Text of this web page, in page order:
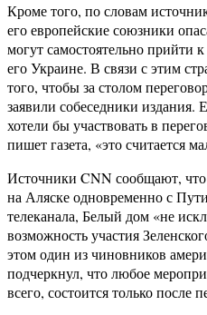
Кроме того, по словам
его европейские союзники
могут самостоятельно прийти
его Украине. В связи с этим
того, чтобы за столом
заявили собеседники издания.
хотели бы участвовать в
пишет газета, «это считается
Источники CNN сообщают,
на Аляске одновременно с
телеканала, Белый дом «не
возможность участия
этом один из чиновников
подчеркнул, что любое
всего, состоится только после